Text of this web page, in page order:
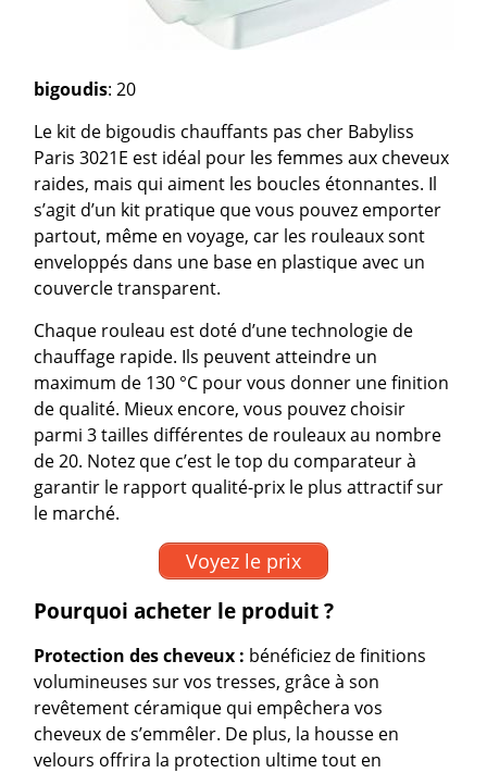
bigoudis: 20
Le kit de bigoudis chauffants pas cher Babyliss
Paris 3021E est idéal pour les femmes aux cheveux
raides, mais qui aiment les boucles étonnantes. Il
s’agit d’un kit pratique que vous pouvez emporter
partout, même en voyage, car les rouleaux sont
enveloppés dans une base en plastique avec un
couvercle transparent.
Chaque rouleau est doté d’une technologie de
chauffage rapide. Ils peuvent atteindre un
maximum de 130 °C pour vous donner une finition
de qualité. Mieux encore, vous pouvez choisir
parmi 3 tailles différentes de rouleaux au nombre
de 20. Notez que c’est le top du comparateur à
garantir le rapport qualité-prix le plus attractif sur
le marché.
Voyez le prix
Pourquoi acheter le produit ?
Protection des cheveux : bénéficiez de finitions
volumineuses sur vos tresses, grâce à son
revêtement céramique qui empêchera vos
cheveux de s’emmêler. De plus, la housse en
velours offrira la protection ultime tout en